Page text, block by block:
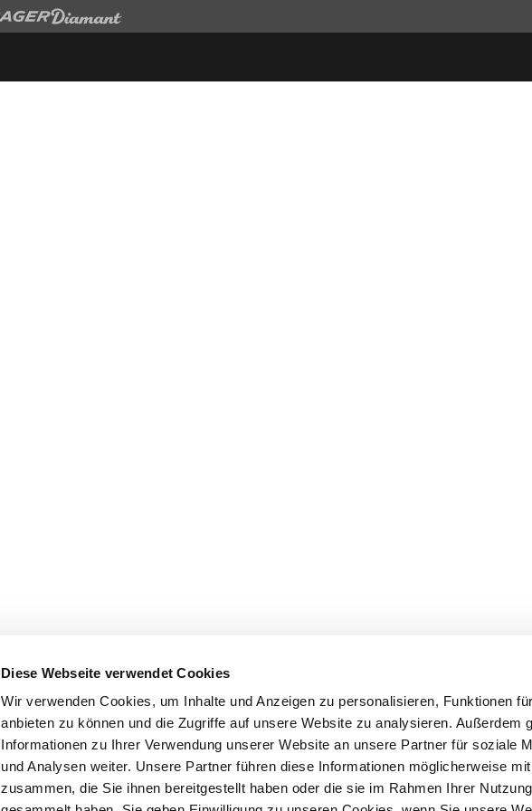
Diese Webseite verwendet Cookies
Wir verwenden Cookies, um Inhalte und Anzeigen zu personalisieren, Funktionen
anbieten zu können und die Zugriffe auf unsere Website zu analysieren. Außerdem
Informationen zu Ihrer Verwendung unserer Website an unsere Partner für soziale
und Analysen weiter. Unsere Partner führen diese Informationen möglicherweise
zusammen, die Sie ihnen bereitgestellt haben oder die sie im Rahmen Ihrer